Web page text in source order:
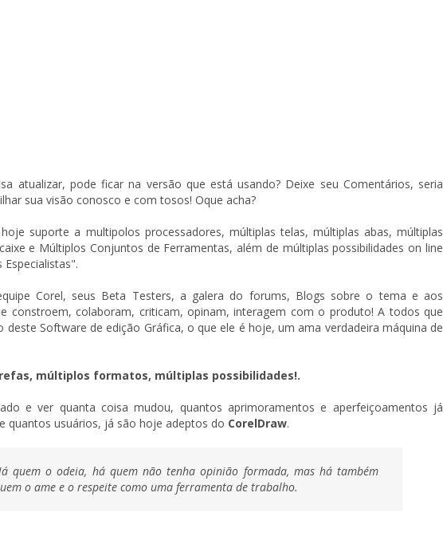
atualizar, pode ficar na versão que está usando? Deixe seu Comentários, seria
sua visão conosco e com tosos! Oque acha?
suporte a multipolos processadores, múltiplas telas, múltiplas abas, múltiplas
e Múltiplos Conjuntos de Ferramentas, além de múltiplas possibilidades on line
Corel, seus Beta Testers, a galera do forums, Blogs sobre o tema e aos
constroem, colaboram, criticam, opinam, interagem com o produto! A todos que
deste Software de edição Gráfica, o que ele é hoje, um ama verdadeira máquina de
múltiplos formatos, múltiplas possibilidades!.
e ver quanta coisa mudou, quantos aprimoramentos e aperfeiçoamentos já
quantos usuários, já são hoje adeptos do CorelDraw.
quem o odeia, há quem não tenha opinião formada, mas há também
o ame e o respeite como uma ferramenta de trabalho.